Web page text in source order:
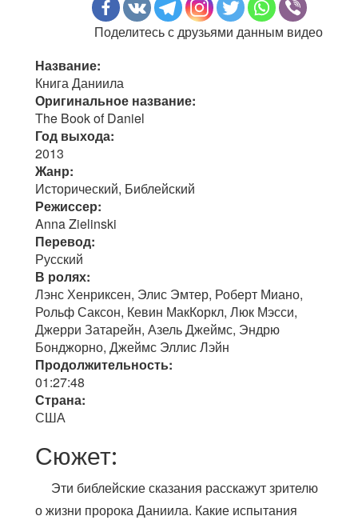
Поделитесь с друзьями данным видео
Название:
Книга Даниила
Оригинальное название:
The Book of Daniel
Год выхода:
2013
Жанр:
Исторический, Библейский
Режиссер:
Anna Zielinski
Перевод:
Русский
В ролях:
Лэнс Хенриксен, Элис Эмтер, Роберт Миано,
Рольф Саксон, Кевин МакКоркл, Люк Мэсси,
Джерри Затарейн, Азель Джеймс, Эндрю
Бонджорно, Джеймс Эллис Лэйн
Продолжительность:
01:27:48
Страна:
США
Сюжет:
Эти библейские сказания расскажут зрителю
о жизни пророка Даниила. Какие испытания